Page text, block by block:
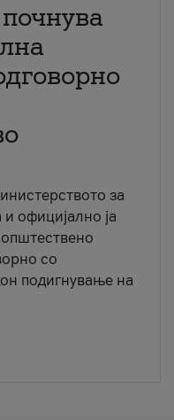
за
официјално ја
со
подигнување на